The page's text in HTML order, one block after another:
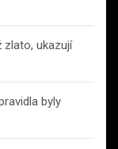
zlato, ukazují
byly